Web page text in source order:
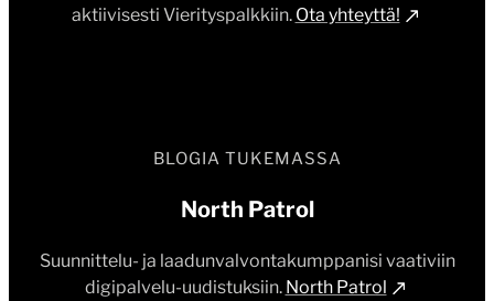
aktiivisesti Vierityspalkkiin. Ota yhteyttä!
BLOGIA TUKEMASSA
North Patrol
Suunnittelu- ja laadunvalvontakumppanisi vaativiin
digipalvelu-uudistuksiin. North Patrol